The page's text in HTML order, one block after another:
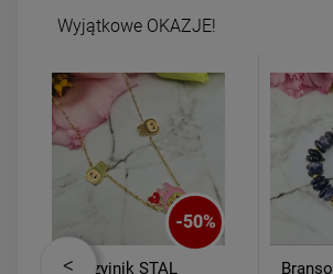
Wyjątkowe OKAZJE!
-50%
Naszyjnik STAL